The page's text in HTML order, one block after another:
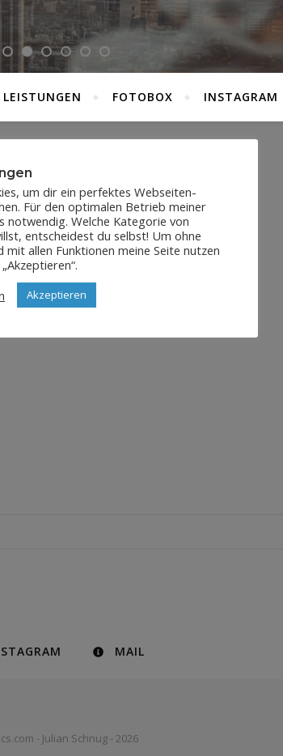
LEISTUNGEN FOTOBOX INSTAGRAM
JPX_8603
31. Juli 2023
MAIL
- Julian Schnug - 2026
um dir ein perfektes Webseiten-
Für den optimalen Betrieb meiner
notwendig. Welche Kategorie von
entscheidest du selbst! Um ohne
mit allen Funktionen meine Seite nutzen
Akzeptieren